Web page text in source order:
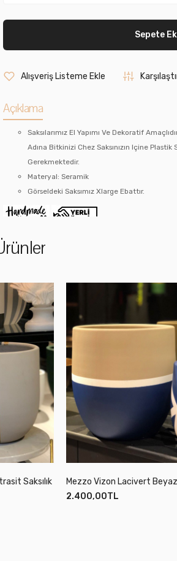
Sepete
Alışveriş Listeme Ekle
Açıklama
Saksılarımız El Yapımı Ve Dekoratif
Adına Bitkinizi Chez Saksınızın Içine Plastik
Gerekmektedir.
Materyal: Seramik
Görseldeki Saksımız Xlarge Ebattır.
Saksılık
2.400,00TL